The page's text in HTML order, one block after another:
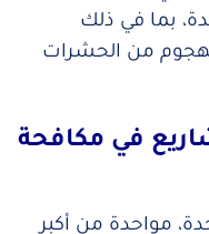
بما في ذلك
للهجوم من الحشرات
في مكافحة
مواحدة من أكبر